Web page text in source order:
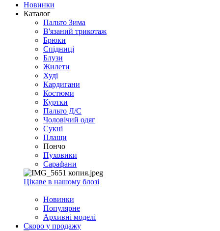
Новинки
Каталог
Пальто Зима
В'язаний трикотаж
Брюки
Спідниці
Блузи
Жилети
Худі
Кардигани
Костюми
Куртки
Пальто Д/С
Чоловічий одяг
Сукні
Плащи
Пончо
Пуховики
Сарафани
Цікаве в нашому блозі
Новинки
Популярне
Архивні моделі
Скоро у продажу
XLSX